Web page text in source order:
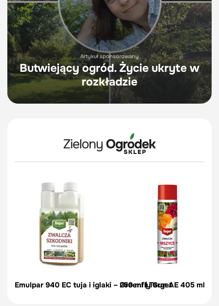
Artykuł sponsorowany
Butwiejący ogród. Życie ukryte w
rozkładzie
Emulpar 940 EC tuja i iglaki – 250 ml | Target
Greenfly Gun AE 405 ml